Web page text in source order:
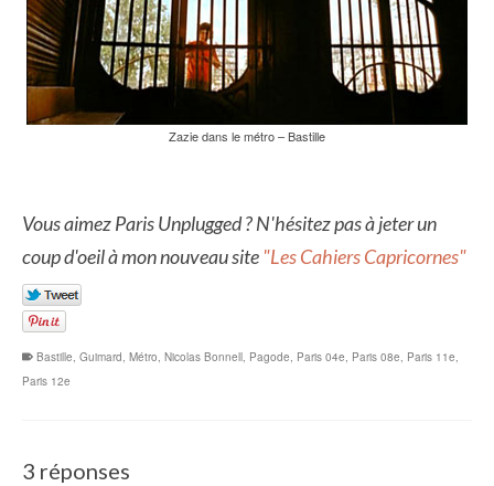
Zazie dans le métro – Bastille
Vous aimez Paris Unplugged ? N'hésitez pas à jeter un
coup d'oeil à mon nouveau site "Les Cahiers Capricornes"
Bastille, Guimard, Métro, Nicolas Bonnell, Pagode, Paris 04e, Paris 08e, Paris 11e,
Paris 12e
3 réponses